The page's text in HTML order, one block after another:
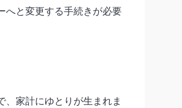
へと変更する手続きが必要
家計にゆとりが生まれま